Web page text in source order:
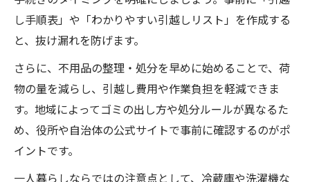
し手順表」や「わかりやすい引越しリスト」を作成する
と、抜け漏れを防げます。
さらに、不用品の整理・処分を早めに始めることで、荷
物の量を減らし、引越し費用や作業負担を軽減できま
す。地域によってゴミの出し方や処分ルールが異なるた
め、役所や自治体の公式サイトで事前に確認するのがポ
イントです。
一人暮らしならではの注意点として、冷蔵庫や洗濯機な